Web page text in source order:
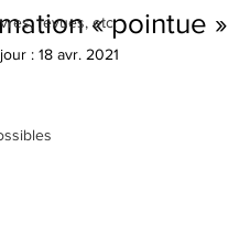
revues, etc.« pointue »
: 18 avr. 2021